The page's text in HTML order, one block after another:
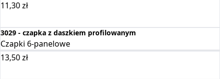
11,30zł
3029 - czapka z daszkiem profilowanym
Czapki 6-panelowe
13,50zł